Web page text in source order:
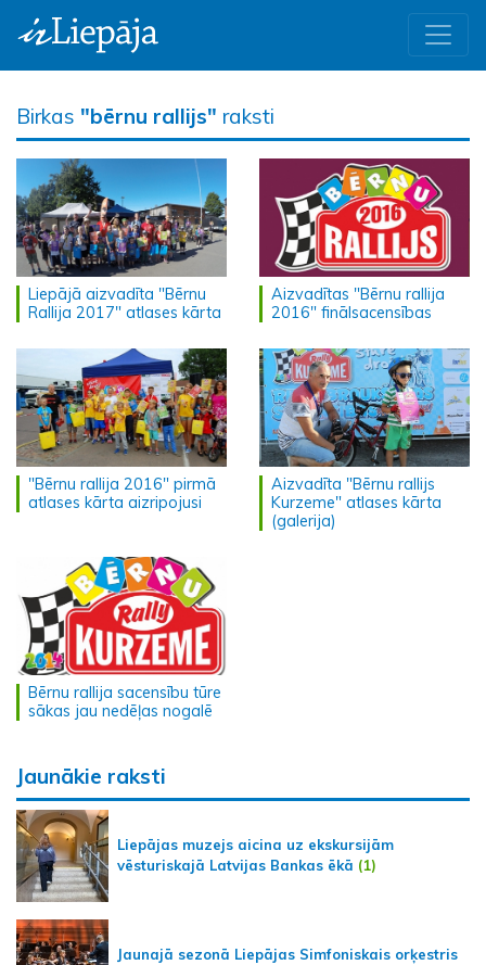
Birkas "bērnu rallijs" raksti
Liepājā aizvadīta "Bērnu
Rallija 2017" atlases kārta
Aizvadītas "Bērnu rallija
2016" finālsacensības
"Bērnu rallija 2016" pirmā
atlases kārta aizripojusi
Aizvadīta "Bērnu rallijs
Kurzeme" atlases kārta
(galerija)
Bērnu rallija sacensību tūre
sākas jau nedēļas nogalē
Jaunākie raksti
Liepājas muzejs aicina uz ekskursijām
vēsturiskajā Latvijas Bankas ēkā (1)
Jaunajā sezonā Liepājas Simfoniskais orķestris